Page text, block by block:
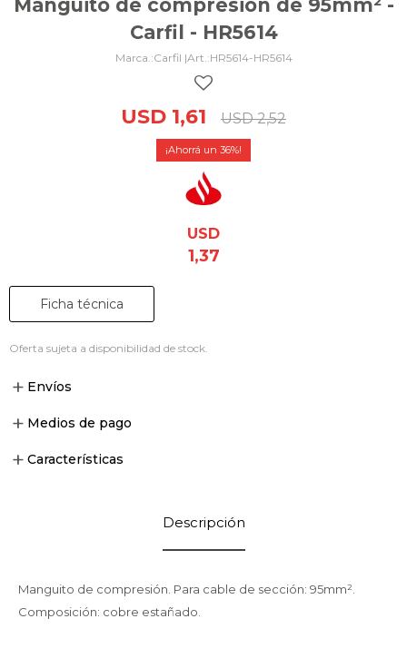
Manguito de compresión de 95mm² -
Carfil - HR5614
Carfil | HR5614-HR5614
USD 1,61 USD 2,52
36
USD
1,37
Ficha técnica
Oferta sujeta a disponibilidad de stock.
Envíos
Medios de pago
Características
Descripción
Manguito de compresión. Para cable de sección: 95mm².
Composición: cobre estañado.